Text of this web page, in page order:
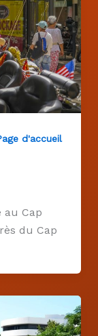
d'accueil
au Cap
du Cap